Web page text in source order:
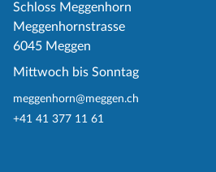
Schloss Meggenhorn
Meggenhornstrasse
6045 Meggen
Mittwoch bis Sonntag
meggenhorn@meggen.ch
+41 41 377 11 61